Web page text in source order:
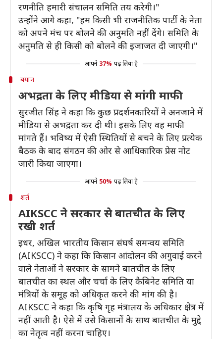
रणनीति हमारी संचालन समिति तय करेगी।"
उन्होंने आगे कहा, "हम किसी भी राजनीतिक पार्टी के नेता
को अपने मंच पर बोलने की अनुमति नहीं देंगे। समिति के
अनुमति से ही किसी को बोलने की इजाजत दी जाएगी।"
आपने 37% पढ़ लिया है
बयान
अभद्रता के लिए मीडिया से मांगी माफी
सुरजीत सिंह ने कहा कि कुछ प्रदर्शनकारियों ने अनजाने में
मीडिया से अभद्रता कर दी थी। इसके लिए वह माफी
मांगते हैं। भविष्य में ऐसी स्थितियों से बचने के लिए प्रत्येक
बैठक के बाद संगठन की ओर से आधिकारिक प्रेस नोट
जारी किया जाएगा।
आपने 50% पढ़ लिया है
शर्त
AIKSCC ने सरकार से बातचीत के लिए
रखी शर्त
इधर, अखिल भारतीय किसान संघर्ष समन्वय समिति
(AIKSCC) ने कहा कि किसान आंदोलन की अगुवाई करने
वाले नेताओं ने सरकार के सामने बातचीत के लिए
बातचीत का स्थल और चर्चा के लिए कैबिनेट समिति या
मंत्रियों के समूह को अधिकृत करने की मांग की है।
AIKSCC ने कहा कि कृषि गृह मंत्रालय के अधिकार क्षेत्र में
नहीं आती है। ऐसे में उसे किसानों के साथ बातचीत के मुद्दे
का नेतृत्व नहीं करना चाहिए।